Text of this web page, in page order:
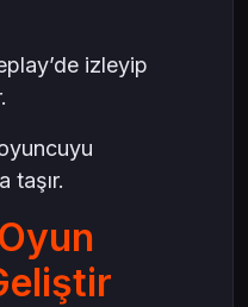
izleyip
taşır.